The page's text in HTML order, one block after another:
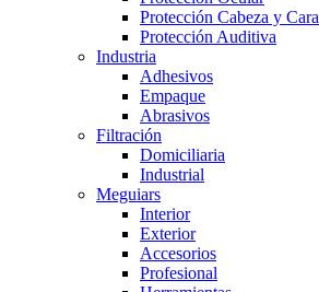
Protección Cabeza y Cara
Protección Auditiva
Industria
Adhesivos
Empaque
Abrasivos
Filtración
Domiciliaria
Industrial
Meguiars
Interior
Exterior
Accesorios
Profesional